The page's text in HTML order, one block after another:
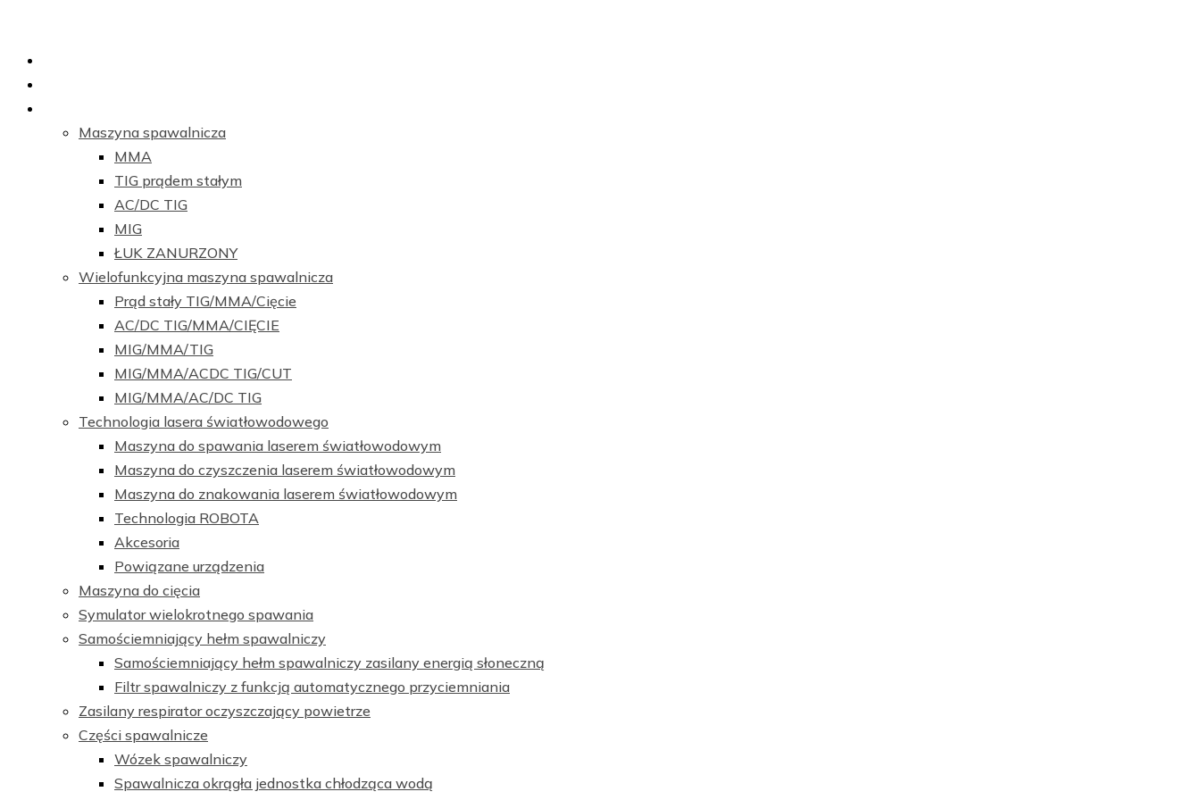
Maszyna spawalnicza
MMA
TIG prądem stałym
AC/DC TIG
MIG
ŁUK ZANURZONY
Wielofunkcyjna maszyna spawalnicza
Prąd stały TIG/MMA/Cięcie
AC/DC TIG/MMA/CIĘCIE
MIG/MMA/TIG
MIG/MMA/ACDC TIG/CUT
MIG/MMA/AC/DC TIG
Technologia lasera światłowodowego
Maszyna do spawania laserem światłowodowym
Maszyna do czyszczenia laserem światłowodowym
Maszyna do znakowania laserem światłowodowym
Technologia ROBOTA
Akcesoria
Powiązane urządzenia
Maszyna do cięcia
Symulator wielokrotnego spawania
Samościemniający hełm spawalniczy
Samościemniający hełm spawalniczy zasilany energią słoneczną
Filtr spawalniczy z funkcją automatycznego przyciemniania
Zasilany respirator oczyszczający powietrze
Części spawalnicze
Wózek spawalniczy
Spawalnicza okrągła jednostka chłodząca wodą